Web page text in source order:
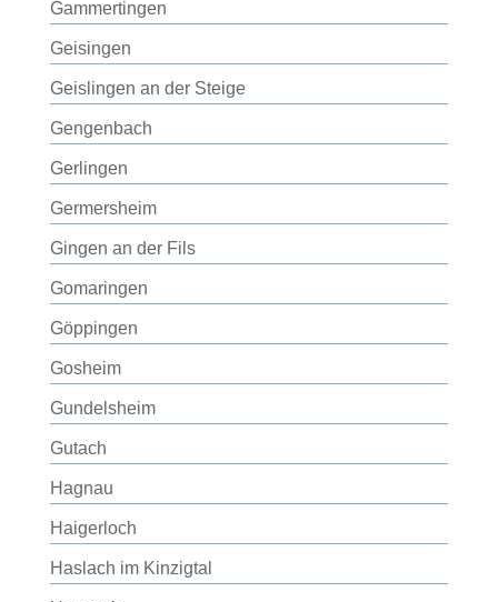
Gammertingen
Geisingen
Geislingen an der Steige
Gengenbach
Gerlingen
Germersheim
Gingen an der Fils
Gomaringen
Göppingen
Gosheim
Gundelsheim
Gutach
Hagnau
Haigerloch
Haslach im Kinzigtal